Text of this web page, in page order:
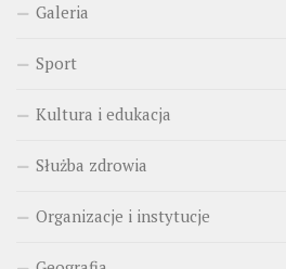
Galeria
Sport
Kultura i edukacja
Służba zdrowia
Organizacje i instytucje